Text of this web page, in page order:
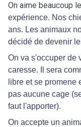
On aime beaucoup
expérience. Nos
ans. Les animaux
décidé de devenir
On va s'occuper de
caresse. Il sera
libre et se
pas aucune cage
faut l'apporter).
On accepte un